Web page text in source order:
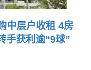
中层户收租 4房
手获利逾“9球”